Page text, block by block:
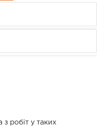
з робіт у таких